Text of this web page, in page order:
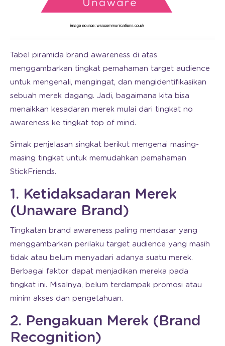
Tabel piramida brand awareness di atas
menggambarkan tingkat pemahaman target audience
untuk mengenali, mengingat, dan mengidentifikasikan
sebuah merek dagang. Jadi, bagaimana kita bisa
menaikkan kesadaran merek mulai dari tingkat no
awareness ke tingkat top of mind.
Simak penjelasan singkat berikut mengenai masing-
masing tingkat untuk memudahkan pemahaman
StickFriends.
1. Ketidaksadaran Merek
(Unaware Brand)
Tingkatan brand awareness paling mendasar yang
menggambarkan perilaku target audience yang masih
tidak atau belum menyadari adanya suatu merek.
Berbagai faktor dapat menjadikan mereka pada
tingkat ini. Misalnya, belum terdampak promosi atau
minim akses dan pengetahuan.
2. Pengakuan Merek (Brand
Recognition)